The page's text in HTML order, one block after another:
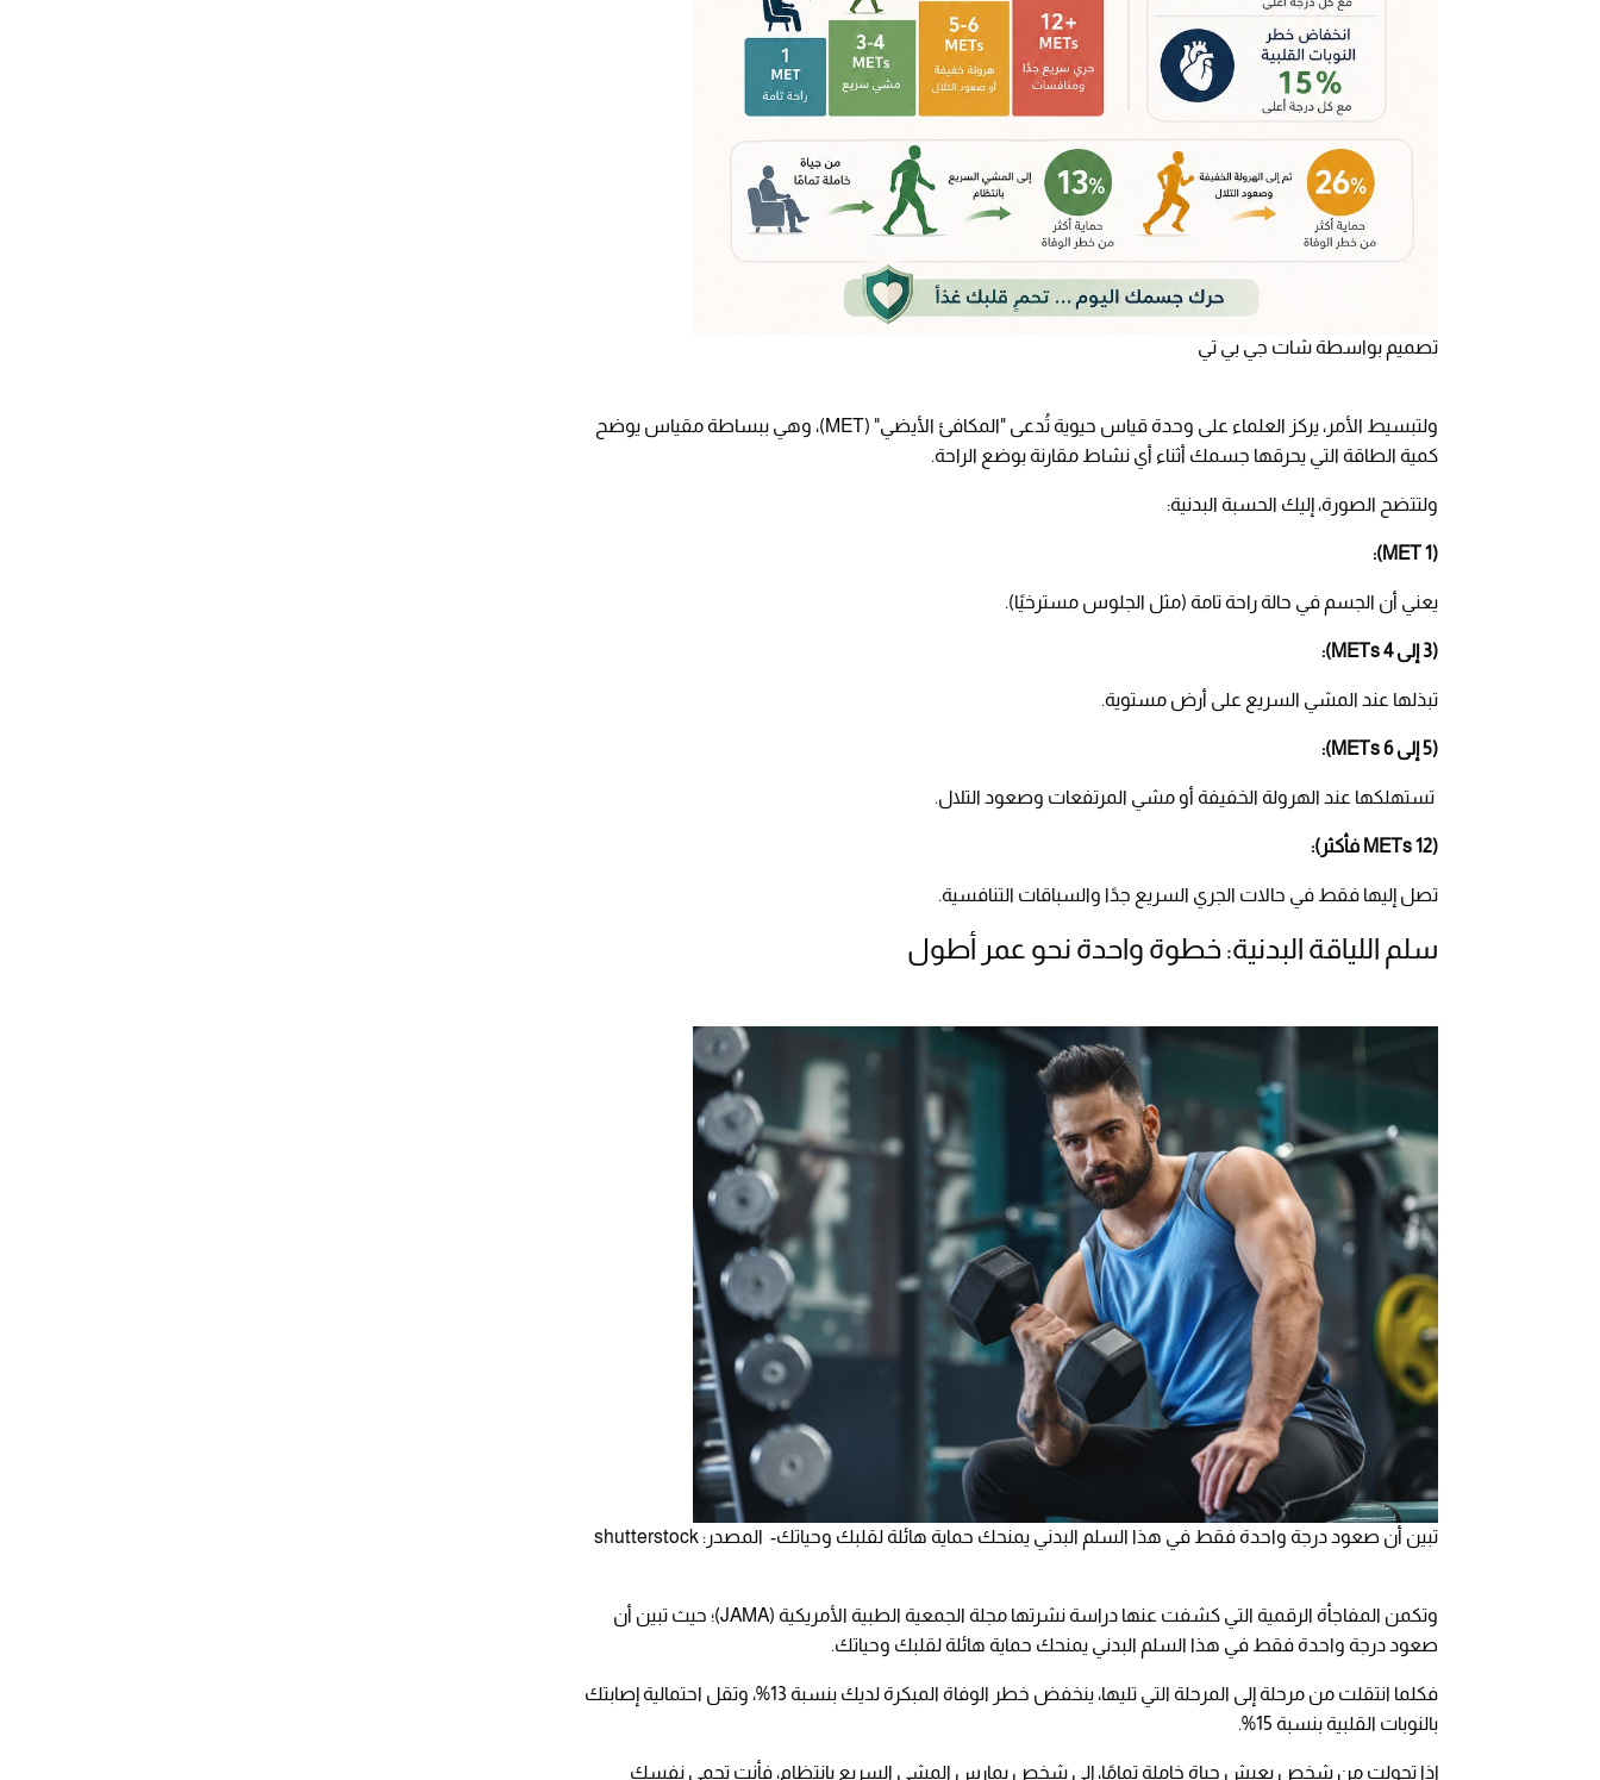
تصميم بواسطة شات جي بي تي
ولتبسيط الأمر، يركز العلماء على وحدة قياس حيوية تُدعى "المكافئ الأيضي" (MET)، وهي ببساطة مقياس يوضح
كمية الطاقة التي يحرقها جسمك أثناء أي نشاط مقارنة بوضع الراحة.
ولتتضح الصورة، إليك الحسبة البدنية:
(1 MET):
يعني أن الجسم في حالة راحة تامة (مثل الجلوس مسترخيًا).
(3 إلى 4 METs):
تبذلها عند المشي السريع على أرض مستوية.
(5 إلى 6 METs):
تستهلكها عند الهرولة الخفيفة أو مشي المرتفعات وصعود التلال.
(12 METs فأكثر):
تصل إليها فقط في حالات الجري السريع جدًا والسباقات التنافسية.
سلم اللياقة البدنية: خطوة واحدة نحو عمر أطول
تبين أن صعود درجة واحدة فقط في هذا السلم البدني يمنحك حماية هائلة لقلبك وحياتك- المصدر: shutterstock
وتكمن المفاجأة الرقمية التي كشفت عنها دراسة نشرتها مجلة الجمعية الطبية الأمريكية (JAMA)؛ حيث تبين أن
صعود درجة واحدة فقط في هذا السلم البدني يمنحك حماية هائلة لقلبك وحياتك.
فكلما انتقلت من مرحلة إلى المرحلة التي تليها، ينخفض خطر الوفاة المبكرة لديك بنسبة 13%، وتقل احتمالية إصابتك
بالنوبات القلبية بنسبة 15%.
إذا تحولت من شخص يعيش حياة خاملة تمامًا، إلى شخص يمارس المشي السريع بانتظام، فأنت تحمي نفسك